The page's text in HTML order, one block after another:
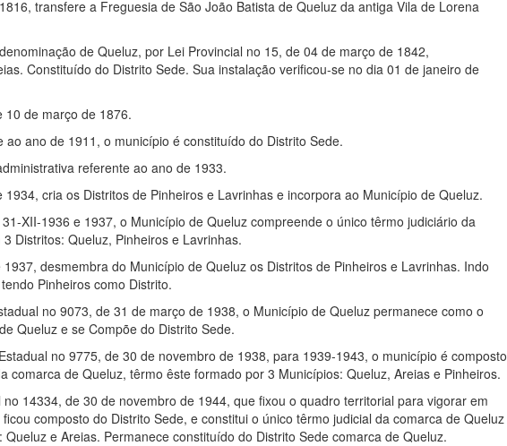
transfere a Freguesia de São João Batista de Queluz da antiga Vila de Lorena
de Queluz, por Lei Provincial no 15, de 04 de março de 1842,
Constituído do Distrito Sede. Sua instalação verificou-se no dia 01 de janeiro de
10 de março de 1876.
ao ano de 1911, o município é constituído do Distrito Sede.
referente ao ano de 1933.
1934, cria os Distritos de Pinheiros e Lavrinhas e incorpora ao Município de Queluz.
XII-1936 e 1937, o Município de Queluz compreende o único têrmo judiciário da
Distritos: Queluz, Pinheiros e Lavrinhas.
desmembra do Município de Queluz os Distritos de Pinheiros e Lavrinhas. Indo
Pinheiros como Distrito.
no 9073, de 31 de março de 1938, o Município de Queluz permanece como o
Queluz e se Compõe do Distrito Sede.
no 9775, de 30 de novembro de 1938, para 1939-1943, o município é composto
comarca de Queluz, têrmo êste formado por 3 Municípios: Queluz, Areias e Pinheiros.
14334, de 30 de novembro de 1944, que fixou o quadro territorial para vigorar em
composto do Distrito Sede, e constitui o único têrmo judicial da comarca de Queluz
e Areias. Permanece constituído do Distrito Sede comarca de Queluz.